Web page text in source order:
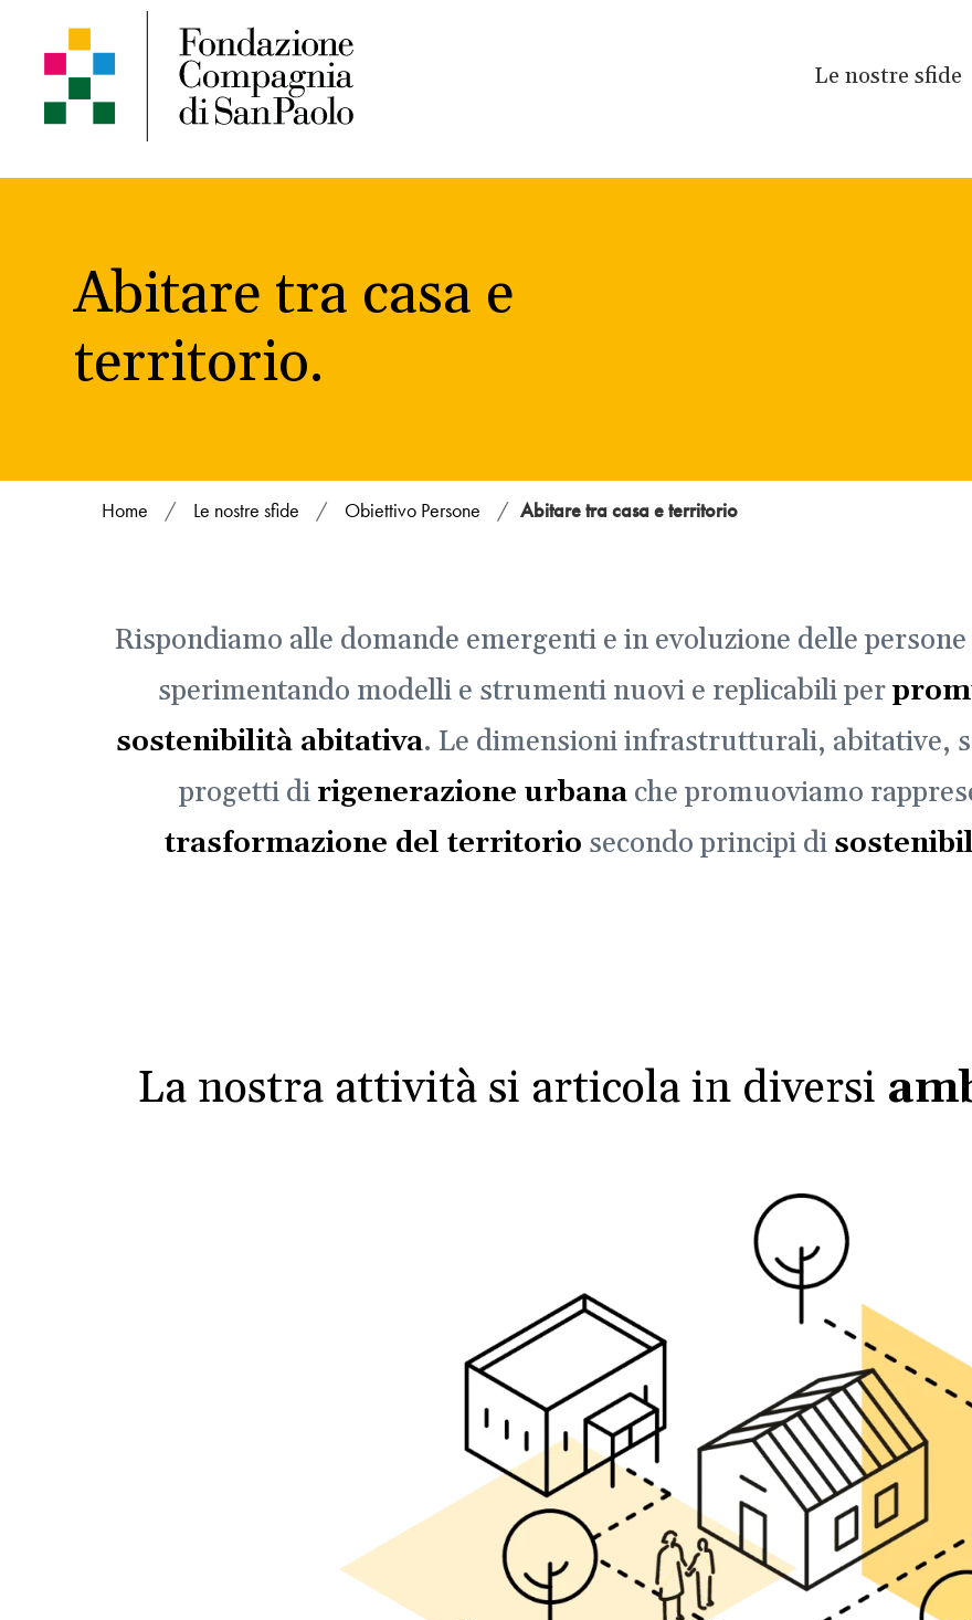
Le nostre sfide
Abitare tra casa e
territorio.
Home / Le nostre sfide / Obiettivo Persone / Abitare tra casa e territorio
Rispondiamo alle domande emergenti e in evoluzione delle persone
sperimentando modelli e strumenti nuovi e replicabili per
sostenibilità abitativa. Le dimensioni infrastrutturali, abitative,
progetti dirigenerazione urbana che promuoviamo
trasformazione del territorio secondo principi di
La nostra attività si articola in diversi